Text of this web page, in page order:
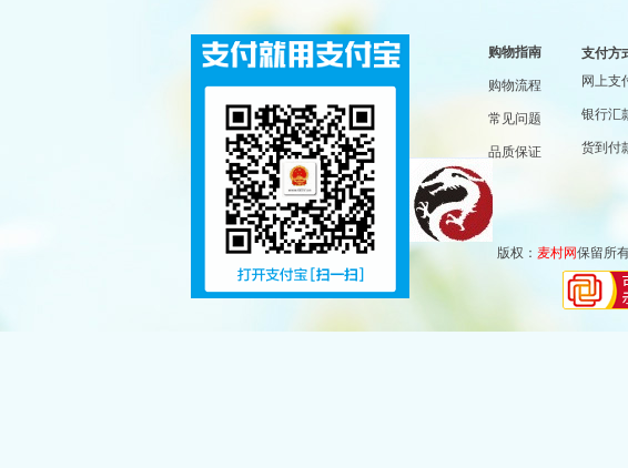
购物指南
购物流程
常见问题
品质保证
支付方
网上支
银行汇
货到付
版权 ： 麦村网保留所